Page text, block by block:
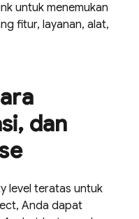
untuk menemukan
fitur, layanan, alat,
, dan
level teratas untuk
Anda dapat